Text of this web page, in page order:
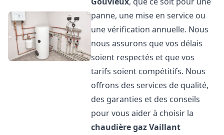
panne, une mise en service ou
une vérification annuelle. Nous
nous assurons que vos délais
soient respectés et que vos
tarifs soient compétitifs. Nous
offrons des services de qualité,
des garanties et des conseils
pour vous aider à choisir la
chaudière gaz Vaillant